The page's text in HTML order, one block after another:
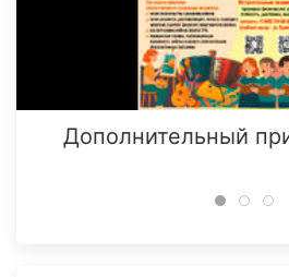
Дополнительный